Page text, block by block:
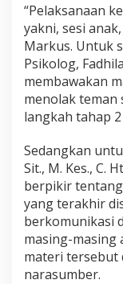
“Pelaksanaan
yakni, sesi
Markus. Untuk
Psikolog,
membawakan
menolak teman
langkah tahap 2
Sedangkan
Sit., M. Kes., C.
berpikir
yang terakhir
berkomunikasi
masing-masing
materi tersebut
narasumber.